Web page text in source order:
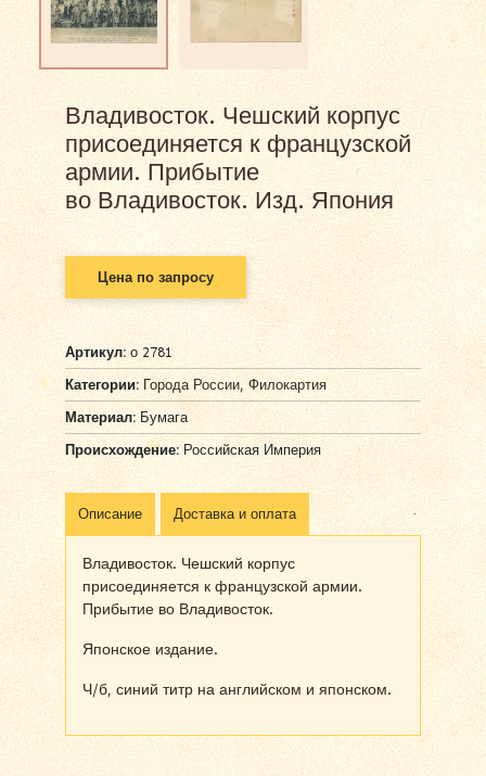
Владивосток. Чешский корпус
присоединяется к французской
армии. Прибытие
во Владивосток. Изд. Япония
Цена по запросу
Артикул:о 2781
Категории: Города России,Филокартия
Материал: Бумага
Происхождение:Российская Империя
Описание Доставка и оплата
Владивосток. Чешский корпус
присоединяется к французской армии.
Прибытие во Владивосток.
Японское издание.
Ч/б, синий титр на английском и японском.